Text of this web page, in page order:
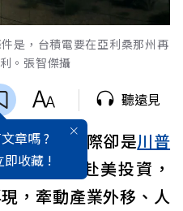
是，台積電要在亞利桑那州再
。張智傑攝
章嗎 ?
即收藏 !
聽遠見
15％，實際卻是川普
積電 加碼赴美投資，
，牽動產業外移、人